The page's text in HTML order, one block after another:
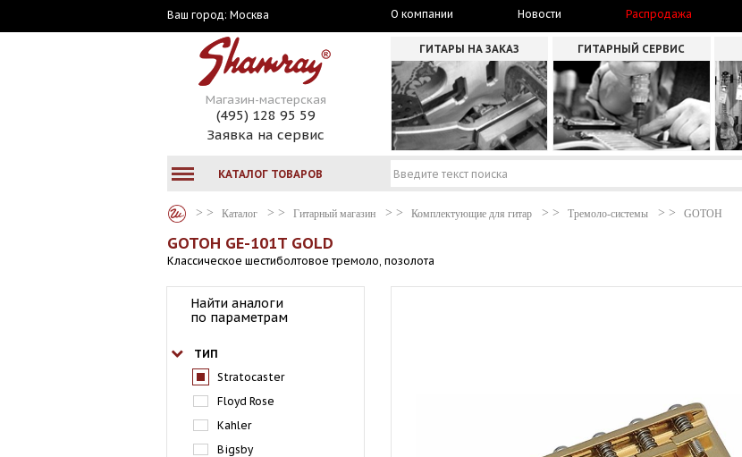
Ваш город: Москва О компании Новости Распродажа
Магазин-мастерская
(495) 128 95 59
Заявка на сервис
ГИТАРЫ НА ЗАКАЗ ГИТАРНЫЙ СЕРВИС
КАТАЛОГ ТОВАРОВ
Каталог Гитарный магазин Комплектующие для гитар Тремоло-системы GOTOH
GOTOH GE-101T GOLD
Классическое шестиболтовое тремоло, позолота
Найти аналоги
по параметрам
ТИП
Stratocaster
Floyd Rose
Kahler
Bigsby